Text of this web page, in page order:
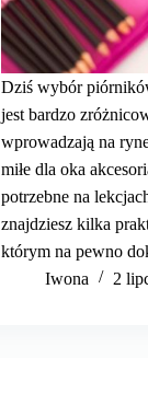
Dziś wybór
jest bardzo
wprowadzają na
miłe dla oka
potrzebne na
znajdziesz kilka
którym na pewno
Iwona
2